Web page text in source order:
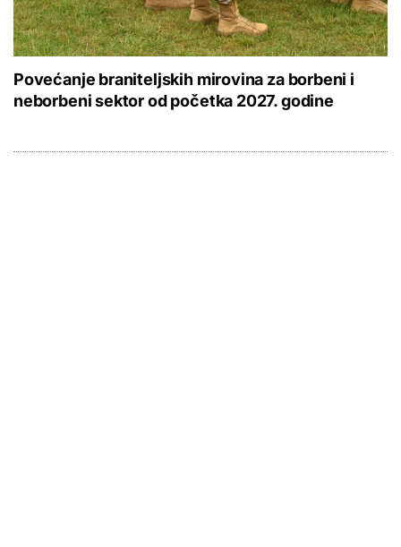
Povećanje braniteljskih mirovina za borbeni i
neborbeni sektor od početka 2027. godine